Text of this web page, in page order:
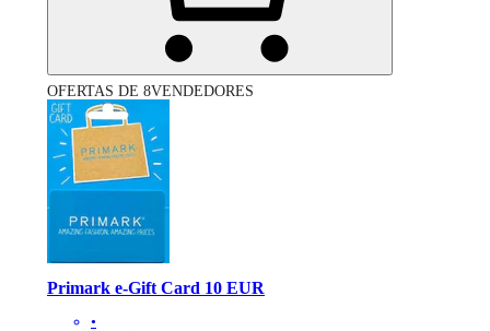
OFERTAS DE 8VENDEDORES
Primark e-Gift Card 10 EUR
•